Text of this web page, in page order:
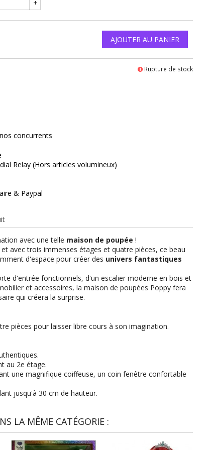
+
AJOUTER AU PANIER
Rupture de stock
concurrents
Relay (Hors articles volumineux)
& Paypal
avec une telle maison de poupée !
avec trois immenses étages et quatre pièces, ce beau
d'espace pour créer des univers fantastiques
d'entrée fonctionnels, d'un escalier moderne en bois et
et accessoires, la maison de poupées Poppy fera
qui créera la surprise.
pièces pour laisser libre cours à son imagination.
au 2e étage.
une magnifique coiffeuse, un coin fenêtre confortable
jusqu'à 30 cm de hauteur.
LA MÊME CATÉGORIE :